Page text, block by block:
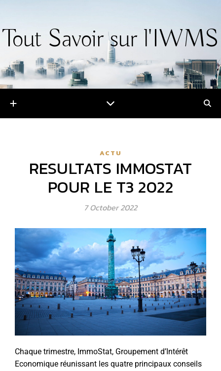
Tout Savoir sur l'IWMS
ACTU
RESULTATS IMMOSTAT
POUR LE T3 2022
7 October 2022
Chaque trimestre, ImmoStat, Groupement d’Intérêt
Economique réunissant les quatre principaux conseils